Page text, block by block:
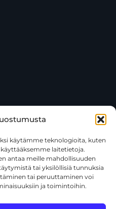
käytämme teknologioita, kuten
laitetietoja.
antaa meille mahdollisuuden
tai yksilöllisiä tunnuksia
tai peruuttaminen voi
ja toimintoihin.